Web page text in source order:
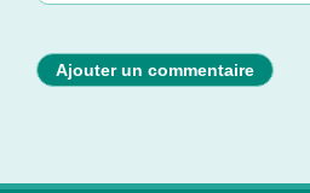
Ajouter un commentaire